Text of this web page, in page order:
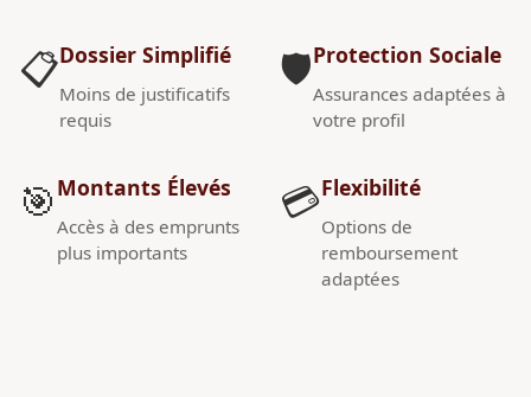
📋Dossier Simplifié
Moins de justificatifs
requis
🎯 Montants Élevés
Accès à des emprunts
plus importants
🛡️Protection Sociale
Assurances adaptées à
votre profil
💳Flexibilité
Options de
remboursement
adaptées